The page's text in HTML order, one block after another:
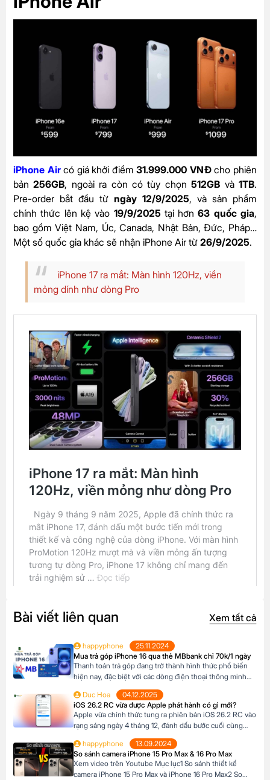
iPhone Aircó giá khởi điểm31.999.000 VNĐcho phiên
bản256GB, ngoài ra còn có tùy chọn512GB và1TB.
Pre-order bắt đầu từ ngày 12/9/2025, và sản phẩm
chính thức lên kệ vào 19/9/2025 tại hơn63 quốc gia,
bao gồm Việt Nam, Úc, Canada, Nhật Bản, Đức, Pháp…
Một số quốc gia khác sẽ nhận iPhone Air từ 26/9/2025.
iPhone 17 ra mắt: Màn hình 120Hz, viền
mỏng dính như dòng Pro
Bài viết liên quan Xem tất cả
happyphone
25.11.2024
Mua trả góp iPhone 16 qua thẻ MBbank chỉ 70k/1 ngày
Thanh toán trả góp đang trở thành hình thức phổ biến
hiện nay, đặc biệt với các dòng điện thoại thông minh
khả năng tài chính tức thời của nhiều người Tại Happy
Phone, khách hàng có thể lựa chọn chương trình trả […]
Duc Hoa
04.12.2025
iOS 26.2 RC vừa được Apple phát hành có gì mới?
Apple vừa chính thức tung ra phiên bản iOS 26.2 RC vào
rạng sáng ngày 4 tháng 12, đánh dấu bước cuối cùng
Phiên bản này mang đến một số cải tiến thú vị, tập trung
vào việc nâng cao trải nghiệm người dùng […]
happyphone
13.09.2024
So sánh camera iPhone 15 Pro Max & 16 Pro Max
Xem video trên Youtube Mục lục1 So sánh thiết kế
camera iPhone 15 Pro Max và iPhone 16 Pro Max2 So